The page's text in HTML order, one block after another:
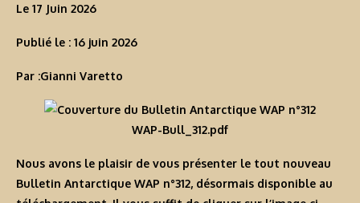
Le 17 Juin 2026
Publié le : 16 juin 2026
Par :Gianni Varetto
WAP-Bull_312.pdf
Nous avons le plaisir de vous présenter le tout nouveau
Bulletin Antarctique WAP n°312, désormais disponible au